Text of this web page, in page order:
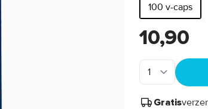
100 v-caps
10,90
Gratis